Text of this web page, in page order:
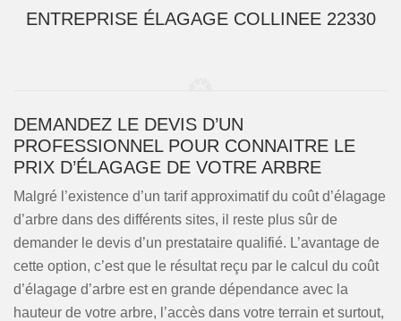
ENTREPRISE ÉLAGAGE COLLINEE 22330
DEMANDEZ LE DEVIS D’UN
PROFESSIONNEL POUR CONNAITRE LE
PRIX D’ÉLAGAGE DE VOTRE ARBRE
Malgré l’existence d’un tarif approximatif du coût d’élagage
d’arbre dans des différents sites, il reste plus sûr de
demander le devis d’un prestataire qualifié. L’avantage de
cette option, c’est que le résultat reçu par le calcul du coût
d’élagage d’arbre est en grande dépendance avec la
hauteur de votre arbre, l’accès dans votre terrain et surtout,